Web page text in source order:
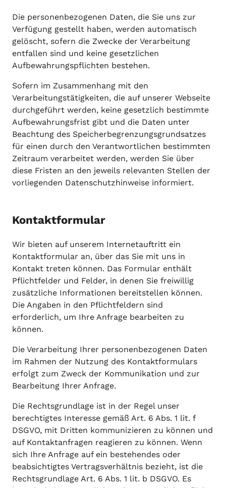
Die personenbezogenen Daten, die Sie uns zur
Verfügung gestellt haben, werden automatisch
gelöscht, sofern die Zwecke der Verarbeitung
entfallen sind und keine gesetzlichen
Aufbewahrungspflichten bestehen.
Sofern im Zusammenhang mit den
Verarbeitungstätigkeiten, die auf unserer Webseite
durchgeführt werden, keine gesetzlich bestimmte
Aufbewahrungsfrist gibt und die Daten unter
Beachtung des Speicherbegrenzungsgrundsatzes
für einen durch den Verantwortlichen bestimmten
Zeitraum verarbeitet werden, werden Sie über
diese Fristen an den jeweils relevanten Stellen der
vorliegenden Datenschutzhinweise informiert.
Kontaktformular
Wir bieten auf unserem Internetauftritt ein
Kontaktformular an, über das Sie mit uns in
Kontakt treten können. Das Formular enthält
Pflichtfelder und Felder, in denen Sie freiwillig
zusätzliche Informationen bereitstellen können.
Die Angaben in den Pflichtfeldern sind
erforderlich, um Ihre Anfrage bearbeiten zu
können.
Die Verarbeitung Ihrer personenbezogenen Daten
im Rahmen der Nutzung des Kontaktformulars
erfolgt zum Zweck der Kommunikation und zur
Bearbeitung Ihrer Anfrage.
Die Rechtsgrundlage ist in der Regel unser
berechtigtes Interesse gemäß Art. 6 Abs. 1 lit. f
DSGVO, mit Dritten kommunizieren zu können und
auf Kontaktanfragen reagieren zu können. Wenn
sich Ihre Anfrage auf ein bestehendes oder
beabsichtigtes Vertragsverhältnis bezieht, ist die
Rechtsgrundlage Art. 6 Abs. 1 lit. b DSGVO. Es